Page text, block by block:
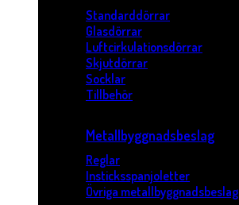
Standarddörrar
Glasdörrar
Luftcirkulationsdörrar
Skjutdörrar
Socklar
Tillbehör
Metallbyggnadsbeslag
Reglar
Insticksspanjoletter
Övriga metallbyggnadsbeslag